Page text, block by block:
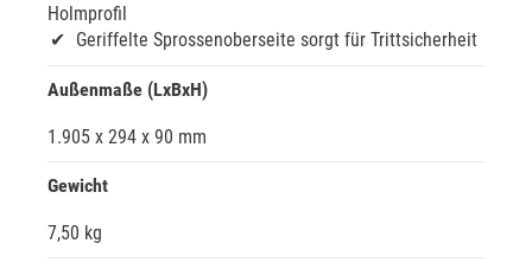
Holmprofil
Geriffelte Sprossenoberseite sorgt für Trittsicherheit
Außenmaße (LxBxH)
1.905 x 294 x 90 mm
Gewicht
7,50 kg